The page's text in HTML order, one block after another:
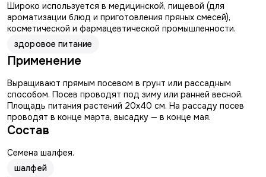
Широко используется в медицинской, пищевой (для
ароматизации блюд и приготовления пряных смесей),
косметической и фармацевтической промышленности.
здоровое питание
Применение
Выращивают прямым посевом в грунт или рассадным
способом. Посев проводят под зиму или ранней весной.
Площадь питания растений 20х40 см. На рассаду посев
проводят в конце марта, высадку — в конце мая.
Состав
Семена шалфея.
шалфей